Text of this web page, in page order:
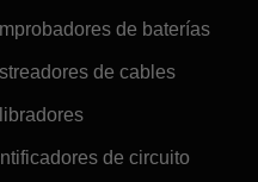
de baterías
de cables
de circuito